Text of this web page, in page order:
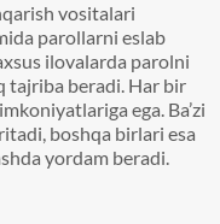
vositalari
parollarni eslab
ilovalarda parolni
tajriba beradi. Har bir
ega. Ba’zi
boshqa birlari esa
yordam beradi.